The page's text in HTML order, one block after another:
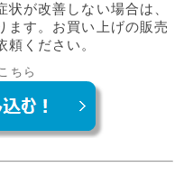
が改善しない場合は、
ます。お買い上げの販売
ください。
ちら